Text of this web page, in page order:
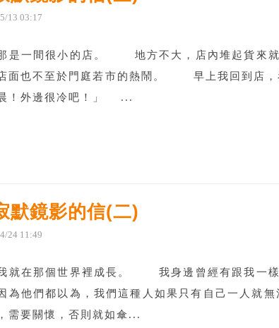
/13 03:17
一間很小的店。 地方不大，店內堆起貨來就
面也不至於門庭若市的熱鬧。 早上我回到店
晨！外邊很冷吧！」 ...
默鏡影的信(二)
/24 11:49
在那個世界裡成長。 我身邊曾經有跟我一樣的
他們都以為，我們這種人如果只有自己一人就
需要關懷，否則就如傘...